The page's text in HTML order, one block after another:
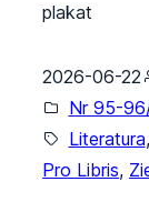
plakat
2026-06-22
Nr 95-
Literatura,
Pro Libris,